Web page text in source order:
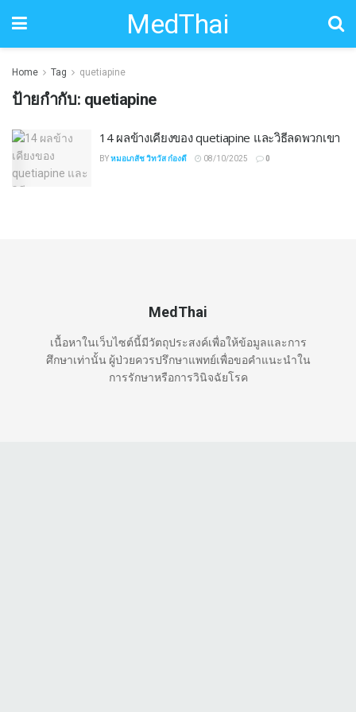
MedThai
Home Tag quetiapine
ป้ายกำกับ: quetiapine
14 ผลข้างเคียงของ quetiapine และวิธีลดพวกเขา
BYหมอเภสัช วิทวัส ก๋องดี 08/10/2025 0
MedThai
เนื้อหาในเว็บไซต์นี้มีวัตถุประสงค์เพื่อให้ข้อมูลและการ
ศึกษาเท่านั้น ผู้ป่วยควรปรึกษาแพทย์เพื่อขอคำแนะนำใน
การรักษาหรือการวินิจฉัยโรค